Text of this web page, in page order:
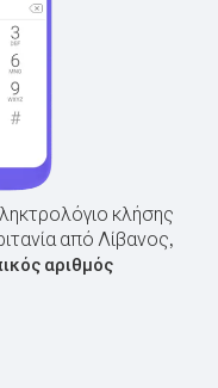
κλήσης
από Λίβανος,
αριθμός